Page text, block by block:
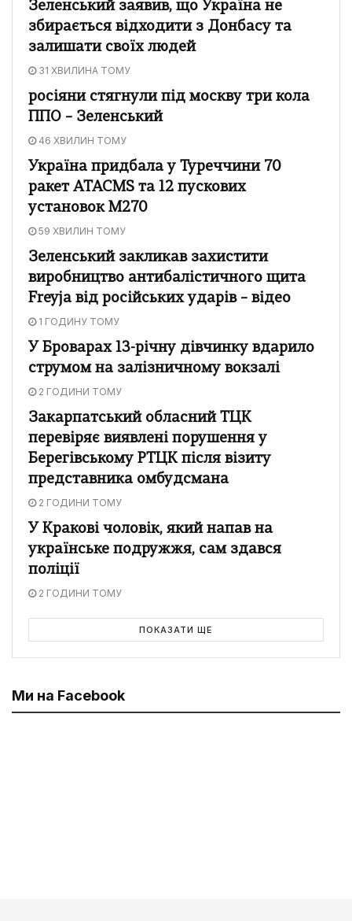
Зеленський заявив, що Україна не
збирається відходити з Донбасу та
залишати своїх людей
31 ХВИЛИНА ТОМУ
росіяни стягнули під москву три кола
ППО – Зеленський
46 ХВИЛИН ТОМУ
Україна придбала у Туреччини 70
ракет ATACMS та 12 пускових
установок M270
59 ХВИЛИН ТОМУ
Зеленський закликав захистити
виробництво антибалістичного щита
Freyja від російських ударів – відео
1 ГОДИНУ ТОМУ
У Броварах 13-річну дівчинку вдарило
струмом на залізничному вокзалі
2 ГОДИНИ ТОМУ
Закарпатський обласний ТЦК
перевіряє виявлені порушення у
Берегівському РТЦК після візиту
представника омбудсмана
2 ГОДИНИ ТОМУ
У Кракові чоловік, який напав на
українське подружжя, сам здався
поліції
2 ГОДИНИ ТОМУ
ПОКАЗАТИ ЩЕ
Ми на Facebook